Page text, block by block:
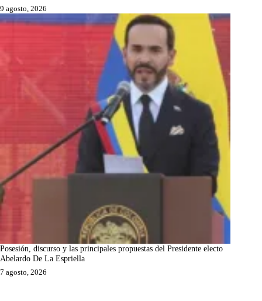
9 agosto, 2026
Posesión, discurso y las principales propuestas del Presidente electo
Abelardo De La Espriella
7 agosto, 2026